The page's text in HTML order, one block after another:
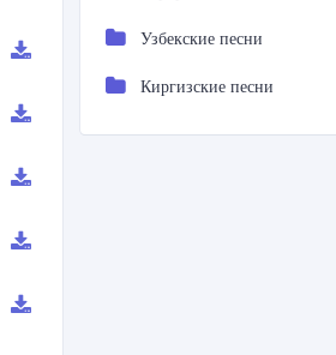
Узбекские песни
Киргизские песни